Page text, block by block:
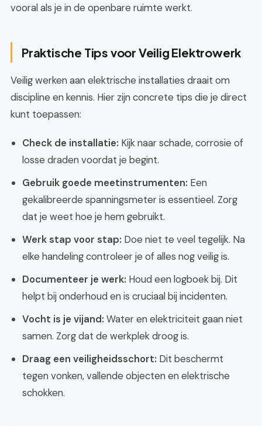
vooral als je in de openbare ruimte werkt.
Praktische Tips voor Veilig Elektrowerk
Veilig werken aan elektrische installaties draait om
discipline en kennis. Hier zijn concrete tips die je direct
kunt toepassen:
Check de installatie: Kijk naar schade, corrosie of
losse draden voordat je begint.
Gebruik goede meetinstrumenten: Een
gekalibreerde spanningsmeter is essentieel. Zorg
dat je weet hoe je hem gebruikt.
Werk stap voor stap: Doe niet te veel tegelijk. Na
elke handeling controleer je of alles nog veilig is.
Documenteer je werk: Houd een logboek bij. Dit
helpt bij onderhoud en is cruciaal bij incidenten.
Vocht is je vijand: Water en elektriciteit gaan niet
samen. Zorg dat de werkplek droog is.
Draag een veiligheidsschort: Dit beschermt
tegen vonken, vallende objecten en elektrische
schokken.